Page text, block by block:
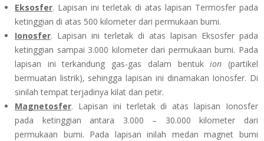
Eksosfer. Lapisan ini terletak di atas lapisan Termosfer pada
ketinggian di atas 500 kilometer dari permukaan bumi.
Ionosfer. Lapisan ini terletak di atas lapisan Eksosfer pada
ketinggian sampai 3.000 kilometer dari permukaan bumi. Pada
lapisan ini terkandung gas-gas dalam bentukion (partikel
bermuatan listrik), sehingga lapisan ini dinamakan Ionosfer. Di
sinilah tempat terjadinya kilat dan petir.
Magnetosfer. Lapisan ini terletak di atas lapisan Ionosfer
pada ketinggian antara 3.000 – 30.000 kilometer dari
permukaan bumi. Pada lapisan inilah medan magnet bumi